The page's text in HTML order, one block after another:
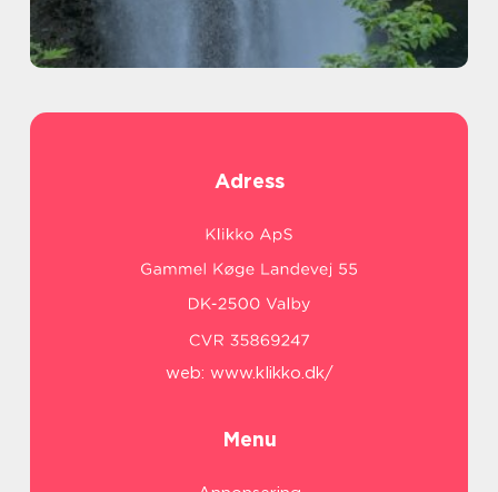
Adress
web: www.klikko.dk/
Menu